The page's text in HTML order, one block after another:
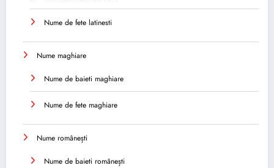
Nume de fete latinesti
Nume maghiare
Nume de baieti maghiare
Nume de fete maghiare
Nume românești
Nume de baieti românești